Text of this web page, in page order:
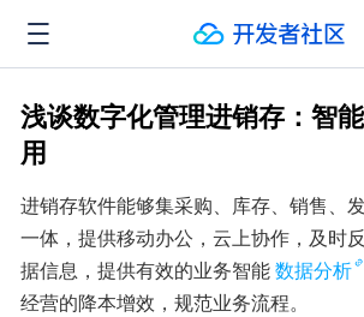
浅谈数字化管理进销存：智
用
进销存软件能够集采购、库存、销售、
一体，提供移动办公，云上协作，及时
据信息，提供有效的业务智能数据分析
经营的降本增效，规范业务流程。